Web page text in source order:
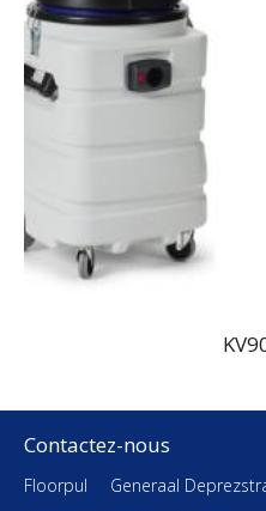
Contactez-nous
Floorpul Generaal